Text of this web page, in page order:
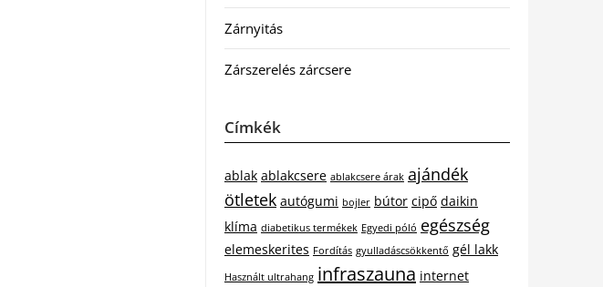
Zárnyitás
Zárszerelés zárcsere
Címkék
ablak ablakcsere ablakcsere árak ajándék
ötletek autógumi bojler bútor cipő daikin
klíma diabetikus termékek Egyedi póló egészség
elemeskerites Fordítás gyulladáscsökkentő gél lakk
Használt ultrahang infraszauna internet